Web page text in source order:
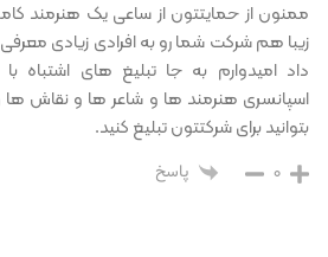
ممنون از حمایتتون از ساعی یک هنرمند
زیبا هم شرکت شما رو به افرادی زیادی
داد امیدوارم به جا تبلیغ های اشتباه
اسپانسری هنرمند ها و شاعر ها و نقاش ها
بتوانید برای شرکتتون تبلیغ کنید.
0 پاسخ